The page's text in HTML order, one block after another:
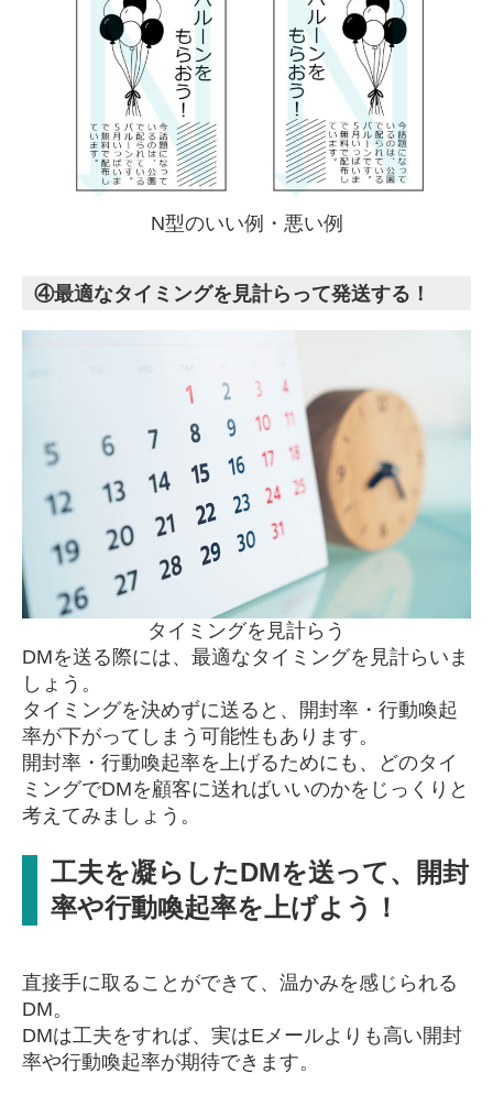
N型のいい例・悪い例
④最適なタイミングを見計らって発送する！
タイミングを見計らう
DMを送る際には、最適なタイミングを見計らいま
しょう。
タイミングを決めずに送ると、開封率・行動喚起
率が下がってしまう可能性もあります。
開封率・行動喚起率を上げるためにも、どのタイ
ミングでDMを顧客に送ればいいのかをじっくりと
考えてみましょう。
工夫を凝らしたDMを送って、開封
率や行動喚起率を上げよう！
直接手に取ることができて、温かみを感じられる
DM。
DMは工夫をすれば、実はEメールよりも高い開封
率や行動喚起率が期待できます。